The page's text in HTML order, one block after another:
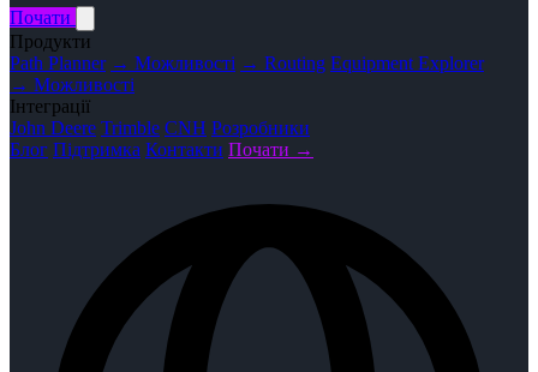
Почати
Продукти
Path Planner → Можливості → Routing Equipment Explorer
→ Можливості
Інтеграції
John Deere Trimble CNH Розробники
Блог Підтримка Контакти Почати →